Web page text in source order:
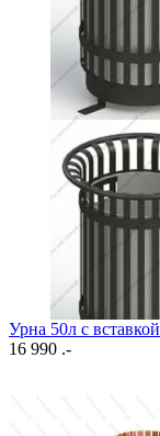
Урна 50л с вставкой
16 990 .-